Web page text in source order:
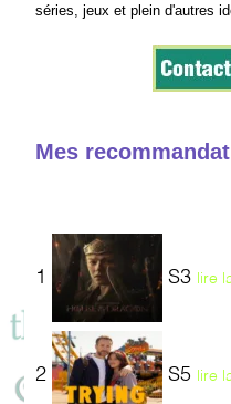
séries, jeux et plein d'autres
Mes
1 S3 lire
2 S5 lire